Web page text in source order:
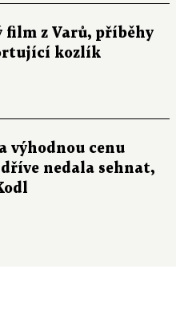
z Varů, příběhy
kozlík
výhodnou cenu
nedala sehnat,